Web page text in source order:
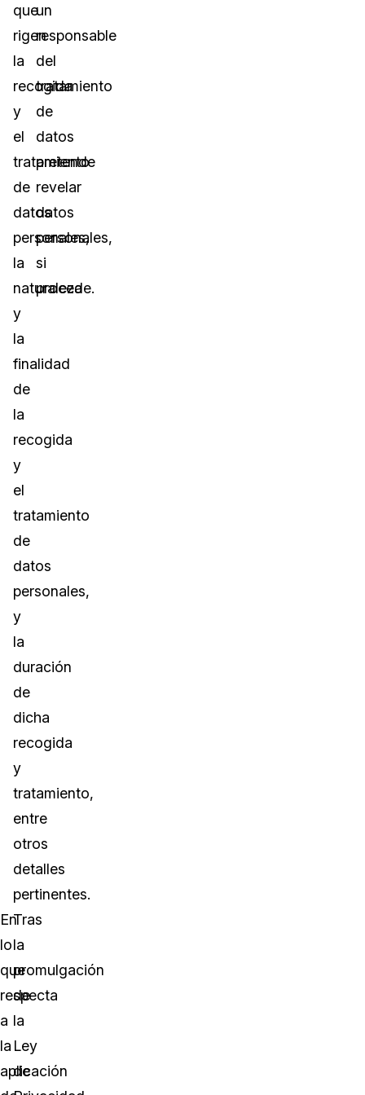
un
responsable
del
tratamiento
de
datos
pretende
revelar
datos
personales,
si
procede.
que
rigen
la
recogida
y
el
tratamiento
de
datos
personales,
la
naturaleza
y
la
finalidad
de
la
recogida
y
el
tratamiento
de
datos
personales,
y
la
duración
de
dicha
recogida
y
tratamiento,
entre
otros
detalles
pertinentes.
En
lo
que
respecta
a
la
aplicación
Tras
la
promulgación
de
la
Ley
de